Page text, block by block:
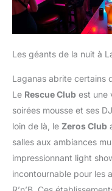
Les géants de la nuit à
Laganas abrite certains
Le Rescue Club est une
soirées mousse et ses
loin de là, le Zeros Club
salles aux ambiances
impressionnant light
incontournable pour les